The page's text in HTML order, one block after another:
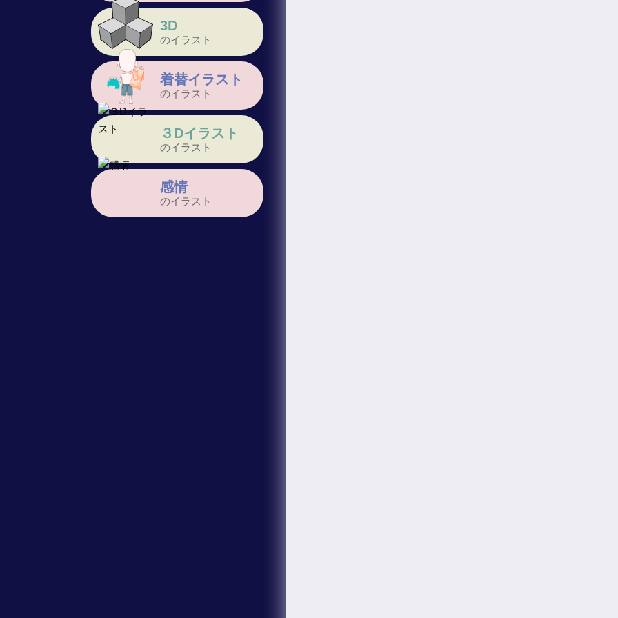
3D
のイラスト
着替イラスト
のイラスト
３Dイラスト
のイラスト
感情
のイラスト